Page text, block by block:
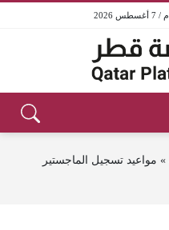
» مواعيد تسجيل الماجستير